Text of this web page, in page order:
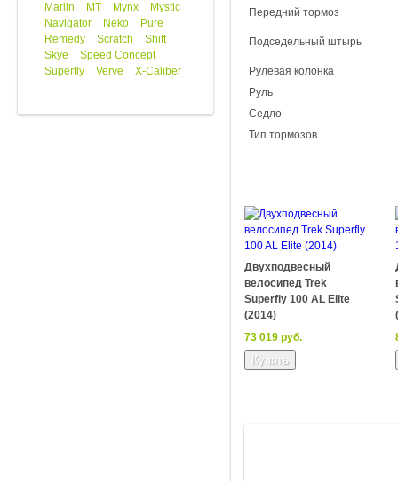
Marlin
MT Mynx
Mystic
Navigator
Neko
Pure
Remedy
Scratch
Shift
Skye
Speed Concept
Superfly
Verve X-Caliber
Передний тормоз
Подседельный штырь
Рулевая колонка
Руль
Седло
Тип тормозов
Двухподвесный
велосипед Trek
Superfly 100 AL Elite
(2014)
73 019 руб.